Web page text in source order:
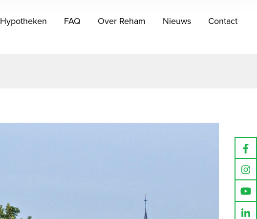
Hypotheken FAQ Over Reham Nieuws Contact